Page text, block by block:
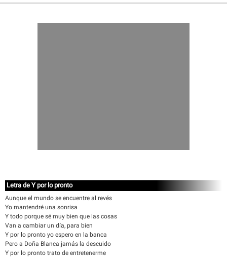
Letra de Y por lo pronto
Aunque el mundo se encuentre al revés
Yo mantendré una sonrisa
Y todo porque sé muy bien que las cosas
Van a cambiar un día, para bien
Y por lo pronto yo espero en la banca
Pero a Doña Blanca jamás la descuido
Y por lo pronto trato de entretenerme